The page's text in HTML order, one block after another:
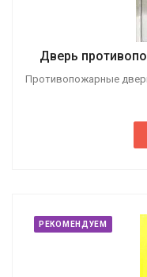
Дверь
Противопожарные
РЕКОМЕНДУЕМ